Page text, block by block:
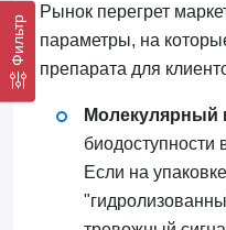
Фильтр
Рынок перегрет
параметры, на
препарата для
Молекулярный
биодоступности
Если на